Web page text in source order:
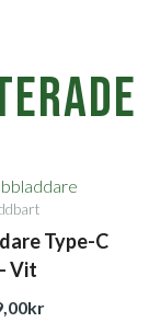
Type-C
Vit
kr
Det
priset